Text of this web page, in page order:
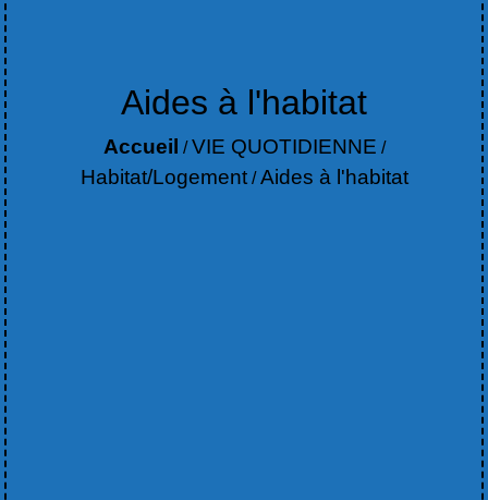
Aides à l'habitat
Accueil /VIE QUOTIDIENNE /
Habitat/Logement/Aides à l'habitat